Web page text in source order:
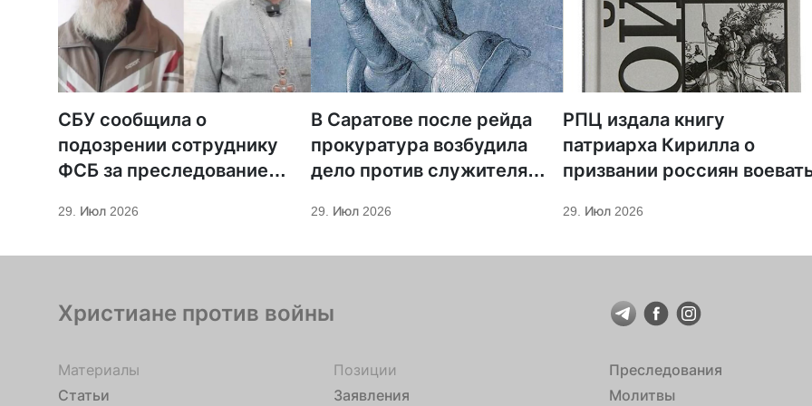
СБУ сообщила о
подозрении сотруднику
ФСБ за преследование
29. Июл 2026
В Саратове после рейда
прокуратура возбудила
дело против служителя
29. Июл 2026
РПЦ издала книгу
патриарха Кирилла о
призвании россиян
29. Июл 2026
Христиане против войны
Материалы
Статьи
Позиции
Заявления
Преследования
Молитвы